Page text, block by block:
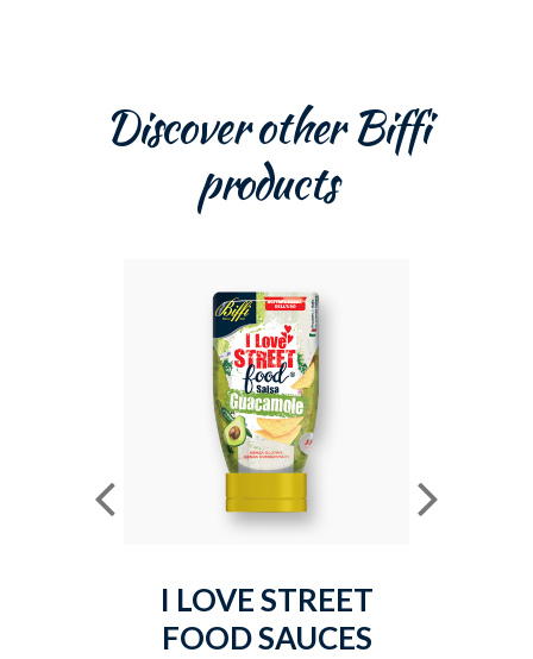
Discover other Biffi
products
I LOVE STREET
FOOD SAUCES